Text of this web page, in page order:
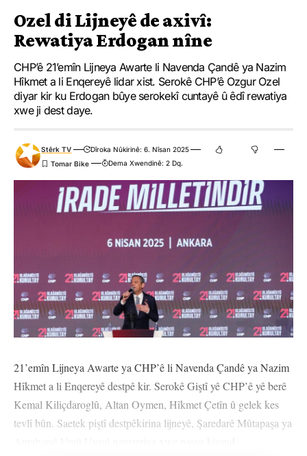
Ozel di Lijneyê de axivî:
Rewatiya Erdogan nîne
CHP’ê 21’emîn Lijneya Awarte li Navenda Çandê ya Nazim
Hîkmet a li Enqereyê lidar xist. Serokê CHP’ê Ozgur Ozel
diyar kir ku Erdogan bûye serokekî cuntayê û êdî rewatiya
xwe ji dest daye.
Stêrk TV
Dîroka Nûkirinê: 6. Nîsan 2025
Dema Xwendinê: 2 Dq.
21’emîn Lijneya Awarte ya CHP’ê li Navenda Çandê ya Nazim
Hîkmet a li Enqereyê destpê kir. Serokê Giştî yê CHP’ê yê berê
Kemal Kiliçdaroglû, Altan Oymen, Hîkmet Çetîn û gelek kes
tevlî bûn. Saetek piştî destpêkirina lijneyê, Şaredarê Mûtapaşa ya